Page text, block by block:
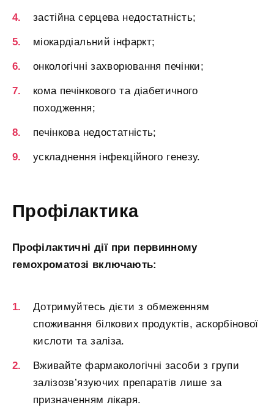
застійна серцева недостатність;
міокардіальний інфаркт;
онкологічні захворювання печінки;
кома печінкового та діабетичного
походження;
печінкова недостатність;
ускладнення інфекційного генезу.
Профілактика
Профілактичні дії при первинному
гемохроматозі включають:
Дотримуйтесь дієти з обмеженням
споживання білкових продуктів, аскорбінової
кислоти та заліза.
Вживайте фармакологічні засоби з групи
залізозв’язуючих препаратів лише за
призначенням лікаря.